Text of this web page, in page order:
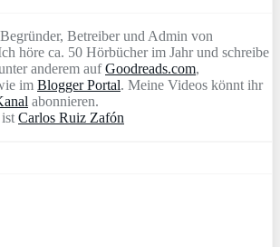
Betreiber und Admin von
höre ca. 50 Hörbücher im Jahr und schreibe
anderem aufGoodreads.com,
im Blogger Portal. Meine Videos könnt ihr
abonnieren.
Carlos Ruiz Zafón